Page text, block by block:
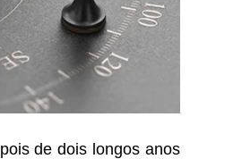
de dois longos anos